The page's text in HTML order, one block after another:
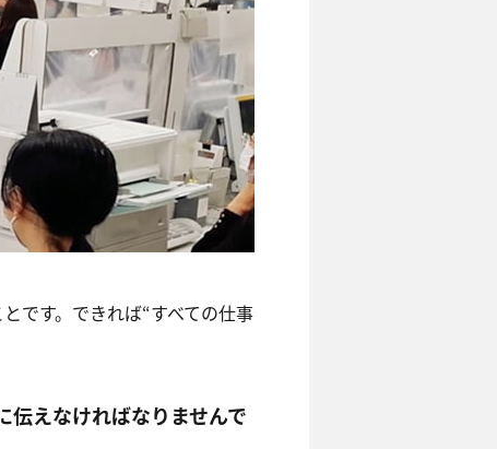
です。できれば“すべての仕事
伝えなければなりませんで